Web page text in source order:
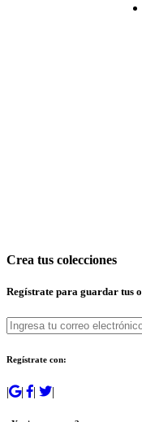
Crea tus colecciones
Regístrate para guardar tus
Regístrate con:
| | | |